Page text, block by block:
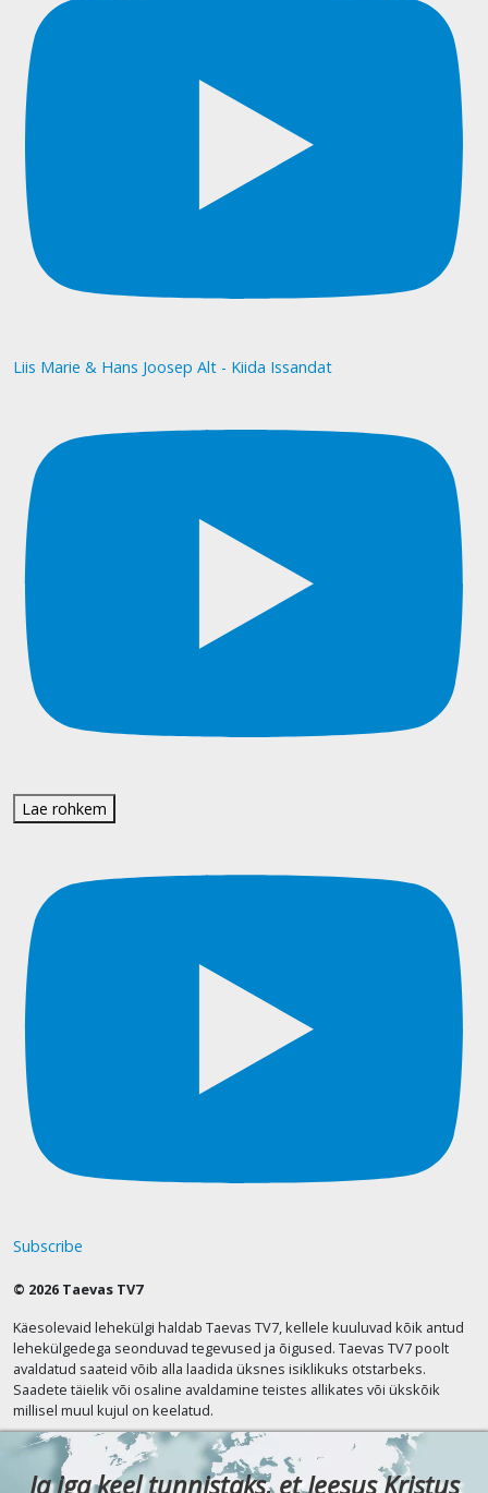
Liis Marie & Hans Joosep Alt - Kiida Issandat
Lae rohkem
Subscribe
© 2026 Taevas TV7
Käesolevaid lehekülgi haldab Taevas TV7, kellele kuuluvad kõik antud
lehekülgedega seonduvad tegevused ja õigused. Taevas TV7 poolt
avaldatud saateid võib alla laadida üksnes isiklikuks otstarbeks.
Saadete täielik või osaline avaldamine teistes allikates või ükskõik
millisel muul kujul on keelatud.
Ja iga keel tunnistaks, et Jeesus Kristus